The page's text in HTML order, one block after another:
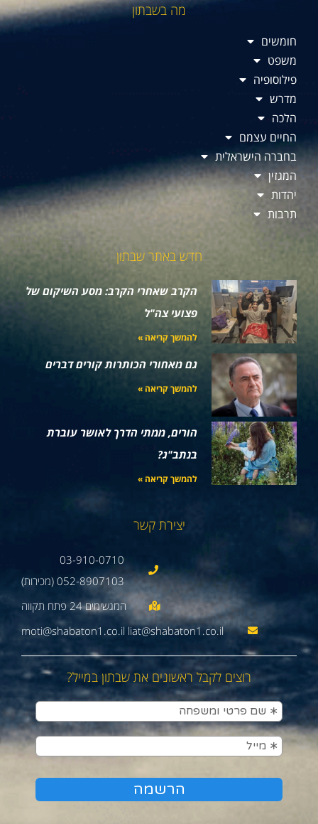
מה בשבתון
חומשים
משפט
פילוסופיה
מדרש
הלכה
החיים עצמם
בחברה הישראלית
המגזין
יהדות
תרבות
חדש באתר שבתון
הקרב שאחרי הקרב: מסע השיקום של
פצועי צה"ל
להמשך קריאה »
גם מאחורי הכותרות קורים דברים
להמשך קריאה »
הורים, ממתי הדרך לאושר עוברת
בנתב"ג?
להמשך קריאה »
יצירת קשר
03-910-0710
052-8907103 (מכירות)
moti@shabaton1.co.il liat@shabaton1.co.il
רוצים לקבל ראשונים את שבתון במייל?